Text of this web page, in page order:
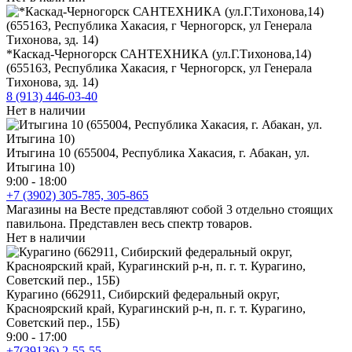
*Каскад-Черногорск САНТЕХНИКА (ул.Г.Тихонова,14)
(655163, Республика Хакасия, г Черногорск, ул Генерала
Тихонова, зд. 14)
8 (913) 446-03-40
Нет в наличии
Итыгина 10 (655004, Республика Хакасия, г. Абакан, ул.
Итыгина 10)
9:00 - 18:00
+7 (3902) 305-785, 305-865
Магазины на Весте представляют собой 3 отдельно стоящих
павильона. Представлен весь спектр товаров.
Нет в наличии
Курагино (662911, Сибирский федеральный округ,
Красноярский край, Курагинский р-н, п. г. т. Курагино,
Советский пер., 15Б)
9:00 - 17:00